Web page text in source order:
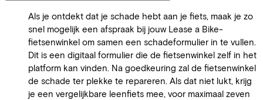
Als je ontdekt dat je schade hebt aan je fiets, maak je zo
snel mogelijk een afspraak bij jouw Lease a Bike-
fietsenwinkel om samen een schadeformulier in te vullen.
Dit is een digitaal formulier die de fietsenwinkel zelf in het
platform kan vinden. Na goedkeuring zal de fietsenwinkel
de schade ter plekke te repareren. Als dat niet lukt, krijg
je een vergelijkbare leenfiets mee, voor maximaal zeven